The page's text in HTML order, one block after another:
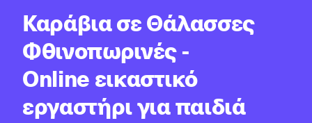
Καράβια σε Θάλασσες
Φθινοπωρινές -
Online εικαστικό
εργαστήρι για παιδιά